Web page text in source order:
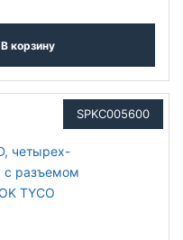
В корзину
SPKC005600